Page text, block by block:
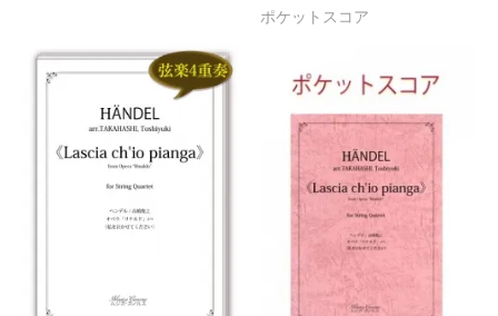
ポケットスコア